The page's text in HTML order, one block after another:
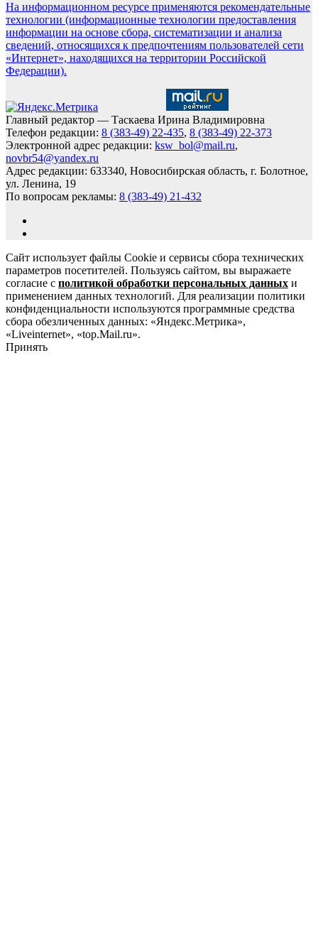
На информационном ресурсе применяются рекомендательные
технологии (информационные технологии предоставления
информации на основе сбора, систематизации и анализа
сведений, относящихся к предпочтениям пользователей сети
«Интернет», находящихся на территории Российской
Федерации).
Главный редактор — Таскаева Ирина Владимировна
Телефон редакции: 8 (383-49) 22-435, 8 (383-49) 22-373
Электронной адрес редакции: ksw_bol@mail.ru,
novbr54@yandex.ru
Адрес редакции: 633340, Новосибирская область, г. Болотное,
ул. Ленина, 19
По вопросам рекламы: 8 (383-49) 21-432
Сайт использует файлы Cookie и сервисы сбора технических
параметров посетителей. Пользуясь сайтом, вы выражаете
согласие с политикой обработки персональных данных и
применением данных технологий. Для реализации политики
конфиденциальности используются программные средства
сбора обезличенных данных: «Яндекс.Метрика»,
«Liveinternet», «top.Mail.ru».
Принять